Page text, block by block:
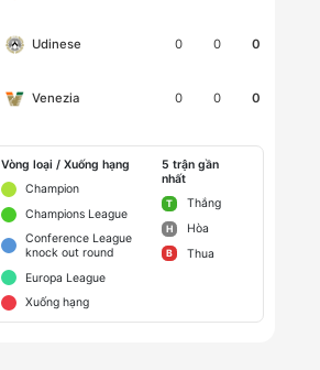
Udinese 0 0 0
Venezia 0 0 0
Vòng loại / Xuống hạng
Champion
Champions League
Conference League
knock out round
Europa League
Xuống hạng
5 trận gần
nhất
T Thắng
H Hòa
B Thua